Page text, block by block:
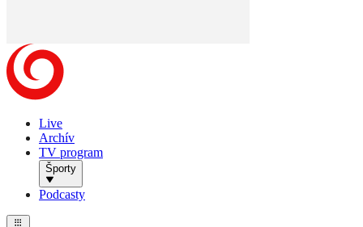
Live
Archív
TV program
Športy
Podcasty